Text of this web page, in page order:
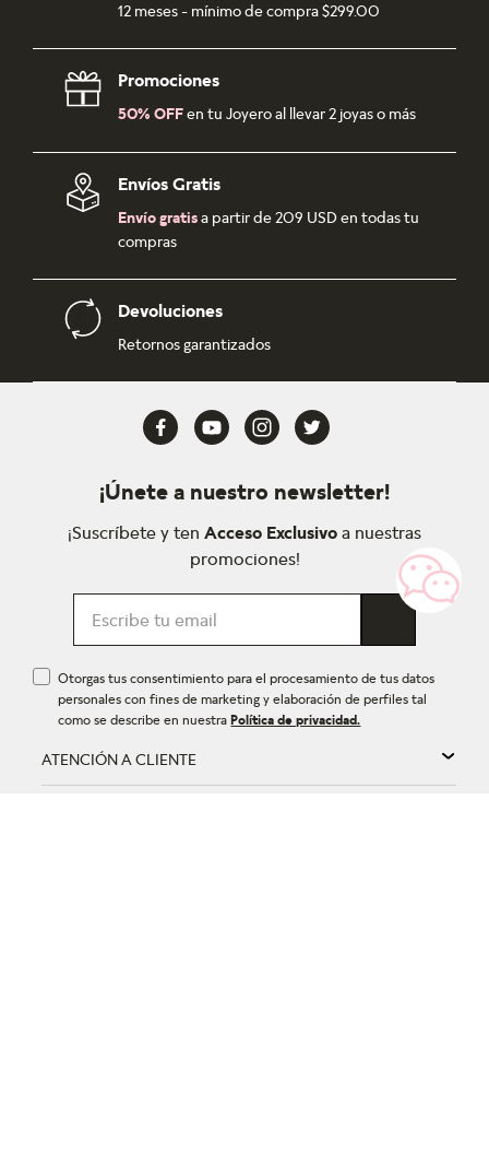
12 meses - mínimo de compra $299.00
Promociones
50% OFFen tu Joyero al llevar 2 joyas o más
Envíos Gratis
Envío gratisa partir de 209 USD en todas tu
compras
Devoluciones
Retornos garantizados
¡Únete a nuestro newsletter!
¡Suscríbete y ten Acceso Exclusivo a nuestras
promociones!
Otorgas tus consentimiento para el procesamiento de tus datos
personales con fines de marketing y elaboración de perfiles tal
como se describe en nuestraPolítica de privacidad.
ATENCIÓN A CLIENTE